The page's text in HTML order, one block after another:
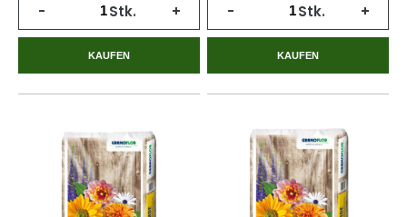
- Stk. +
KAUFEN
- Stk. +
KAUFEN